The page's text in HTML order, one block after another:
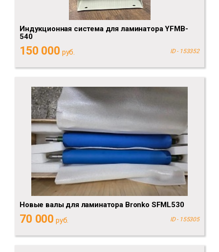
Индукционная система для ламинатора YFMB-
540
150 000 руб. ID - 153352
Новые валы для ламинатора Bronko SFML530
70 000 руб. ID - 155305